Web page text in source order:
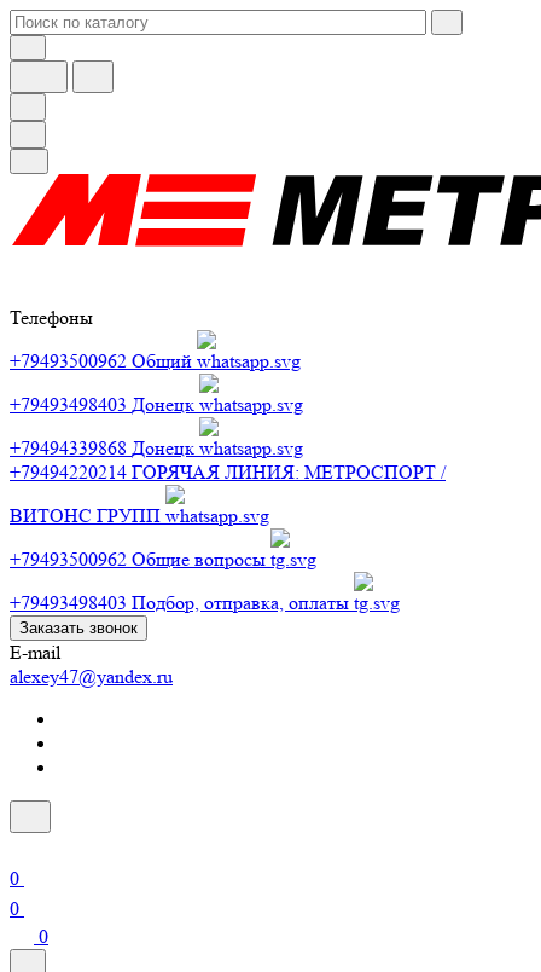
Телефоны
+79493500962 Общий
+79493498403 Донецк
+79494339868 Донецк
+79494220214 ГОРЯЧАЯ ЛИНИЯ: МЕТРОСПОРТ /
ВИТОНС ГРУПП
+79493500962 Общие вопросы
+79493498403 Подбор, отправка, оплаты
Заказать звонок
E-mail
alexey47@yandex.ru
0
0
0